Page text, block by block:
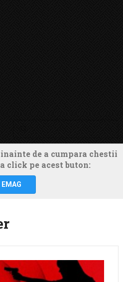
de a cumpara chestii
click pe acest buton:
EMAG